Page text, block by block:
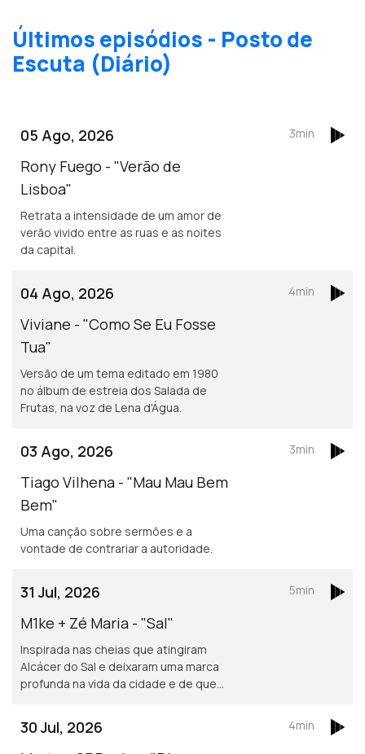
Últimos episódios - Posto de
Escuta (Diário)
05 Ago, 2026
Rony Fuego - "Verão de
Lisboa"
Retrata a intensidade de um amor de
verão vivido entre as ruas e as noites
da capital.
3min
04 Ago, 2026
Viviane - "Como Se Eu Fosse
Tua"
Versão de um tema editado em 1980
no álbum de estreia dos Salada de
Frutas, na voz de Lena d'Água.
4min
03 Ago, 2026
Tiago Vilhena - "Mau Mau Bem
Bem"
Uma canção sobre sermões e a
vontade de contrariar a autoridade.
3min
31 Jul, 2026
M1ke + Zé Maria - "Sal"
Inspirada nas cheias que atingiram
Alcácer do Sal e deixaram uma marca
profunda na vida da cidade e de quem
5min
30 Jul, 2026
4min